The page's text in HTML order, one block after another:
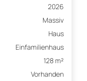
2026
Massiv
Haus
Einfamilienhaus
128 m²
Vorhanden